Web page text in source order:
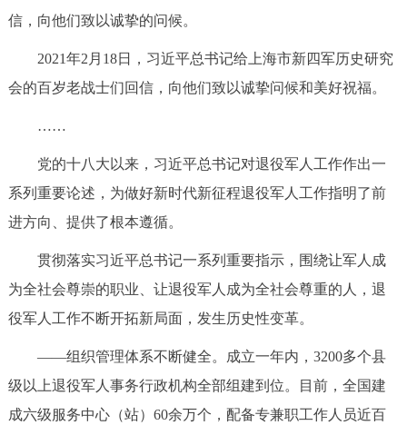
信，向他们致以诚挚的问候。
2021年2月18日，习近平总书记给上海市新四军历史研究
会的百岁老战士们回信，向他们致以诚挚问候和美好祝福。
……
党的十八大以来，习近平总书记对退役军人工作作出一
系列重要论述，为做好新时代新征程退役军人工作指明了前
进方向、提供了根本遵循。
贯彻落实习近平总书记一系列重要指示，围绕让军人成
为全社会尊崇的职业、让退役军人成为全社会尊重的人，退
役军人工作不断开拓新局面，发生历史性变革。
——组织管理体系不断健全。成立一年内，3200多个县
级以上退役军人事务行政机构全部组建到位。目前，全国建
成六级服务中心（站）60余万个，配备专兼职工作人员近百